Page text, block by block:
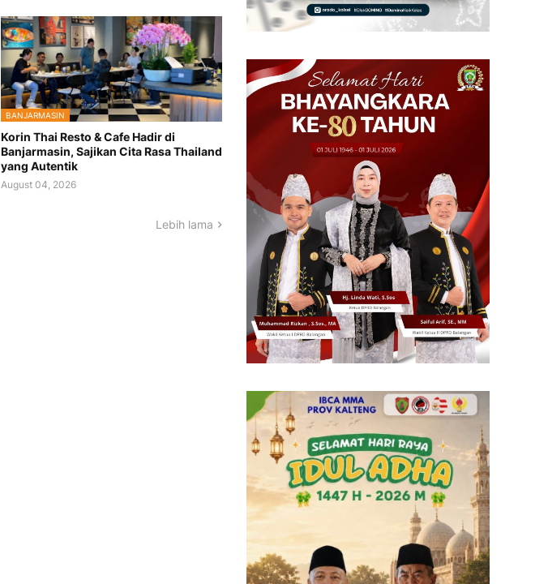
BANJARMASIN
Korin Thai Resto & Cafe Hadir di
Banjarmasin, Sajikan Cita Rasa Thailand
yang Autentik
August 04, 2026
Lebih lama